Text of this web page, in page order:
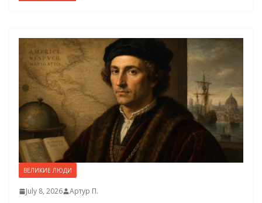
ВЕЛИКИЕ ЛЮДИ
July 8, 2026 Артур П.